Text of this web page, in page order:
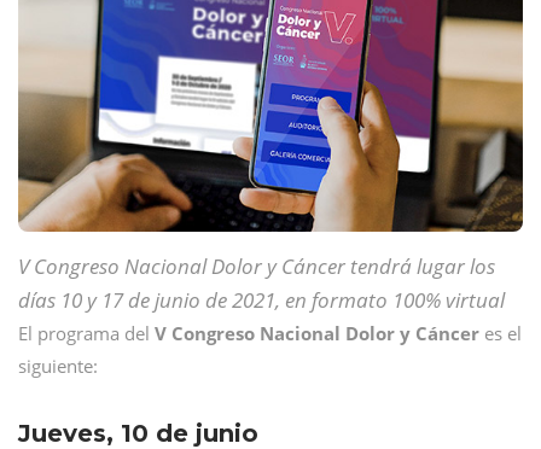
V Congreso Nacional Dolor y Cáncer tendrá lugar los
días 10 y 17 de junio de 2021, en formato 100% virtual
El programa del V Congreso Nacional Dolor y Cáncer es el
siguiente:
Jueves, 10 de junio